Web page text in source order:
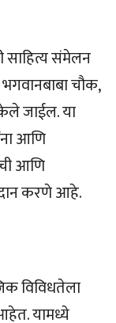
साहित्य संमेलन
चौक,
जाईल. या
आणि
आणि
करणे आहे.
विविधतेला
यामध्ये